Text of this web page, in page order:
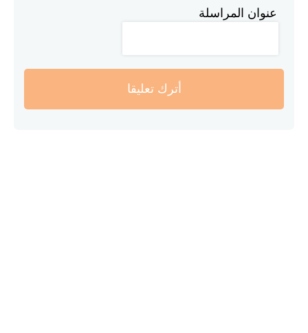
عنوان المراسلة
أترك تعليقا